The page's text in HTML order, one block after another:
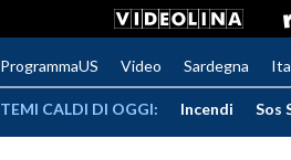
ProgrammaUS Video Sardegna
TEMI CALDI DI OGGI: Incendi Sos